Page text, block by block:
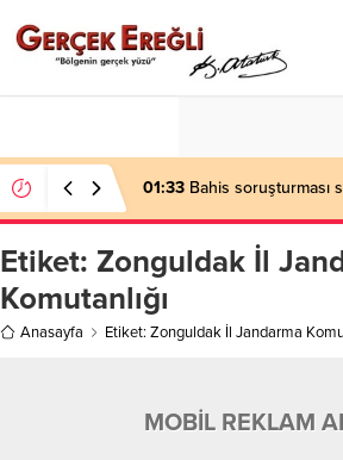
01:33 Bahis soruşturması
Etiket: Zonguldak İl
Komutanlığı
Anasayfa Etiket: Zonguldak İl Jandarma
MOBİL REKLAM